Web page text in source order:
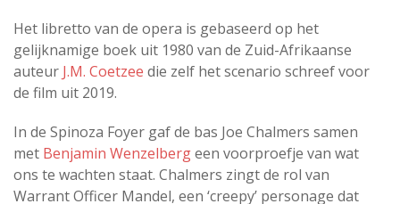
Het libretto van de opera is gebaseerd op het
gelijknamige boek uit 1980 van de Zuid-Afrikaanse
auteur J.M. Coetzee die zelf het scenario schreef voor
de film uit 2019.
In de Spinoza Foyer gaf de bas Joe Chalmers samen
met Benjamin Wenzelbergeen voorproefje van wat
ons te wachten staat. Chalmers zingt de rol van
Warrant Officer Mandel, een ‘creepy’ personage dat